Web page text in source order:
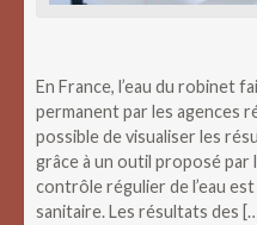
En France, l’eau du robinet
permanent par les agences
possible de visualiser les
grâce à un outil proposé par
contrôle régulier de l’eau
sanitaire. Les résultats des